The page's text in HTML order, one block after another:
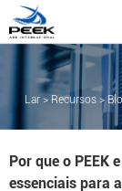
Lar > Recursos>
Por que o PEEK
essenciais para